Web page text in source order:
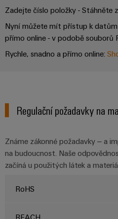
mobilitu
v
železniční
dopravě
Montážní
služba
Sestavené
a
skříně
Zákaznický
Zadejte číslo položky - Stáhněte
Nyní můžete mít přístup k datům
přímo online - v podobě souborů
Rychle, snadno a přímo online:
Regulační požadavky na
Známe zákonné požadavky – a
na budoucnost. Naše
začíná u použitých látek a
RoHS